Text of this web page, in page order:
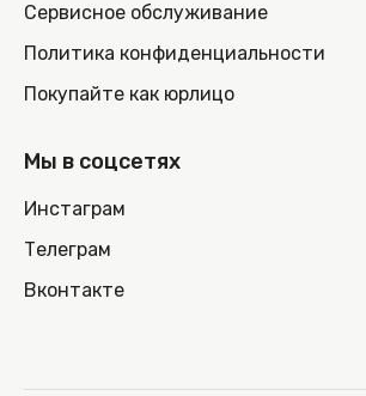
Сервисное обслуживание
Политика конфиденциальности
Покупайте как юрлицо
Мы в соцсетях
Инстаграм
Телеграм
Вконтакте